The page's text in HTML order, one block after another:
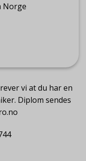
Norge
vi at du har en
Diplom sendes